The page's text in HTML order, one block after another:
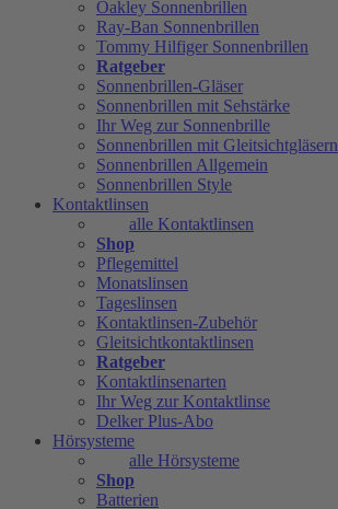
Oakley Sonnenbrillen
Ray-Ban Sonnenbrillen
Tommy Hilfiger Sonnenbrillen
Ratgeber
Sonnenbrillen-Gläser
Sonnenbrillen mit Sehstärke
Ihr Weg zur Sonnenbrille
Sonnenbrillen mit Gleitsichtgläsern
Sonnenbrillen Allgemein
Sonnenbrillen Style
Kontaktlinsen
alle Kontaktlinsen
Shop
Pflegemittel
Monatslinsen
Tageslinsen
Kontaktlinsen-Zubehör
Gleitsichtkontaktlinsen
Ratgeber
Kontaktlinsenarten
Ihr Weg zur Kontaktlinse
Delker Plus-Abo
Hörsysteme
alle Hörsysteme
Shop
Batterien